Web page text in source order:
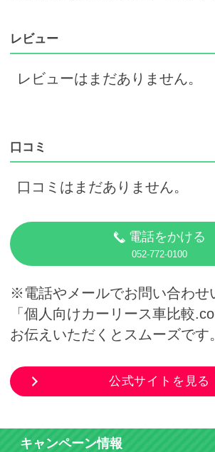
レビュー
レビューはまだありません。
口コミ
口コミはまだありません。
電話をかける
052-772-0100
※電話やメールでお問い合わせ
「個人向けカーリース車比較
お伝えいただくとスムーズです。
公式サイトを見る
キャンペーン情報